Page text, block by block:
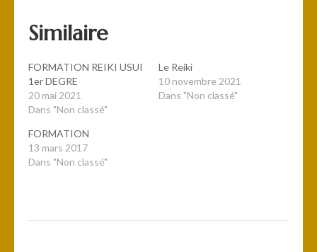
Similaire
FORMATION REIKI USUI
1er DEGRE
20 mai 2021
Dans "Non classé"
Le Reiki
10 novembre 2021
Dans "Non classé"
FORMATION
13 mars 2017
Dans "Non classé"